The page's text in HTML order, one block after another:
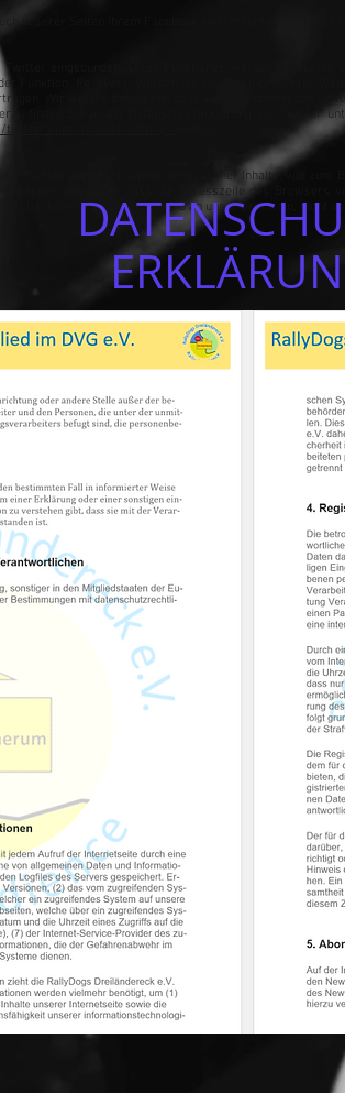
unserer Seiten Ihrem Facebook-Nutzerkonto zuordnen
eingebunden. Diese Funktionen werden
Funktion "Re-Tweet" werden die von Ihnen besuchten
Wir weisen darauf hin, dass wir als Anbieter der
finden Sie in der Datenschutzerklärung von Twitter
twitter.com/account/settings
Schutz der Übertragung vertraulicher Inhalte, wie zum
erkennen Sie daran, dass die Adresszeile des
ist, können die Daten, die Sie an uns übermitteln, nicht